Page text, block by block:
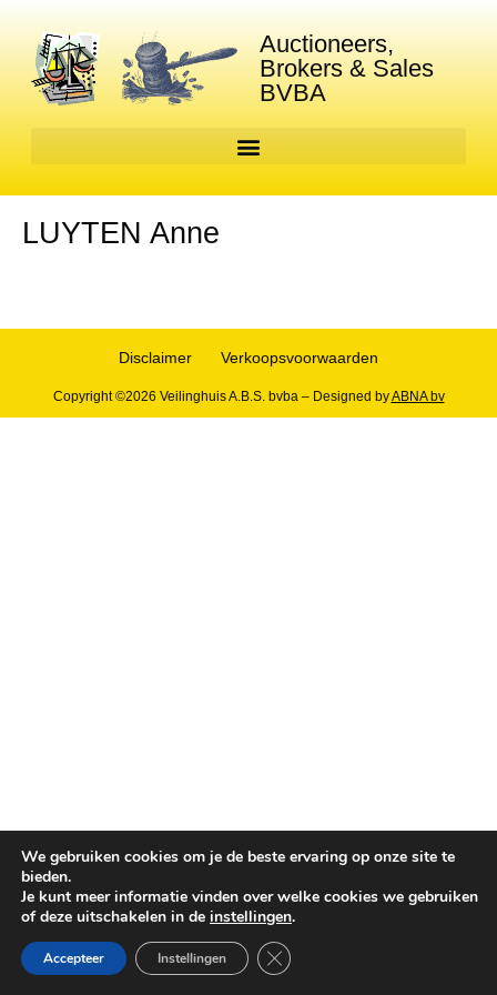
Auctioneers,
Brokers & Sales
BVBA
LUYTEN Anne
Disclaimer Verkoopsvoorwaarden
Copyright ©2026 Veilinghuis A.B.S. bvba – Designed byABNA bv
We gebruiken cookies om je de beste ervaring op onze site te
bieden.
Je kunt meer informatie vinden over welke cookies we gebruiken
of deze uitschakelen in de instellingen.
Accepteer Instellingen Sluit AVG/GDPR cookie banner